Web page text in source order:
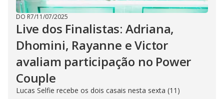
DO R7/11/07/2025
Live dos Finalistas: Adriana,
Dhomini, Rayanne e Victor
avaliam participação no Power
Couple
Lucas Selfie recebe os dois casais nesta sexta (11)